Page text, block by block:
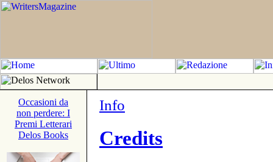
Occasioni da
non perdere: I
Premi Letterari
Delos Books
Info
Credits